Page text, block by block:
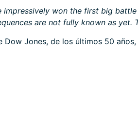
won the first big
are not fully known as yet.
Jones, de los últimos 50